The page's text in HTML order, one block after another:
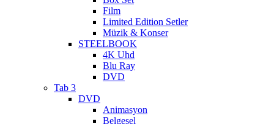
Film
Limited Edition Setler
Müzik & Konser
STEELBOOK
4K Uhd
Blu Ray
DVD
Tab 3
DVD
Animasyon
Belgesel